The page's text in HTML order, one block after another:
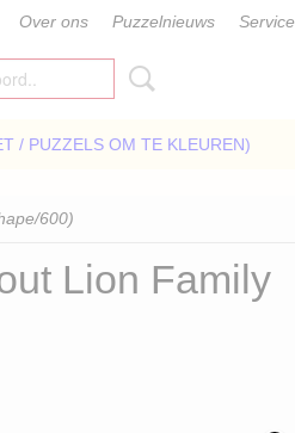
Over ons Puzzelnieuws Service
/ PUZZELS OM TE KLEUREN)
600)
Lion Family